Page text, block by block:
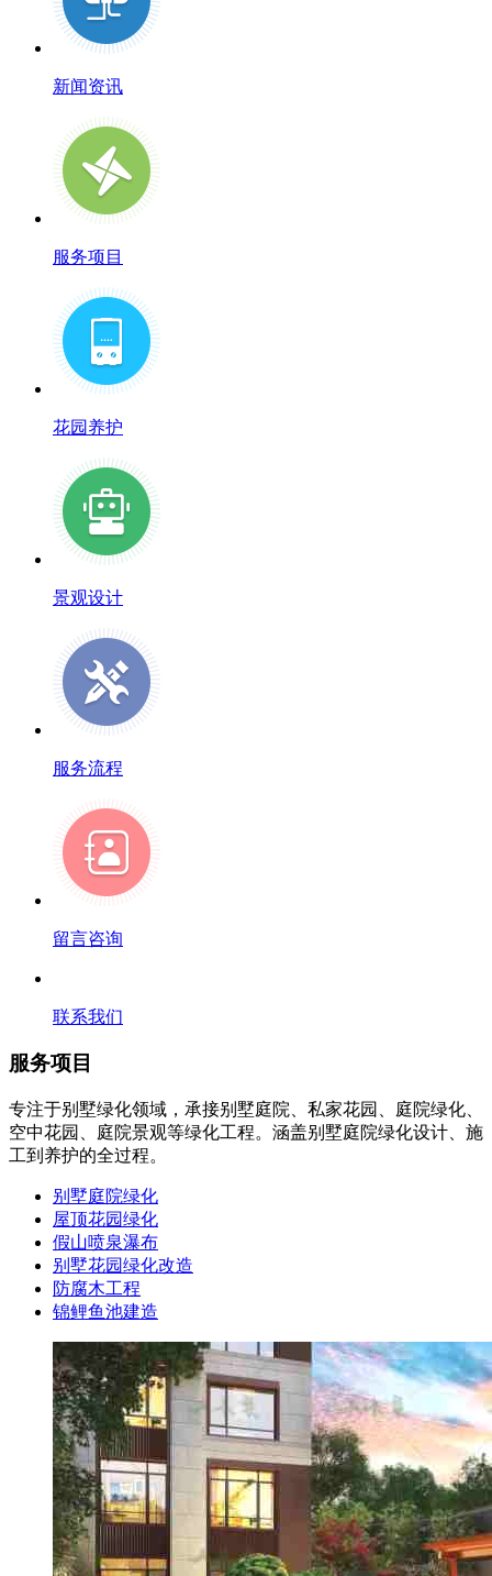
新闻资讯
服务项目
花园养护
景观设计
服务流程
留言咨询
联系我们
服务项目
专注于别墅绿化领域，承接别墅庭院、私家花园、庭院绿化、
空中花园、庭院景观等绿化工程。涵盖别墅庭院绿化设计、施
工到养护的全过程。
别墅庭院绿化
屋顶花园绿化
假山喷泉瀑布
别墅花园绿化改造
防腐木工程
锦鲤鱼池建造